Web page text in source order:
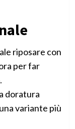
riposare con
per far
doratura
variante più